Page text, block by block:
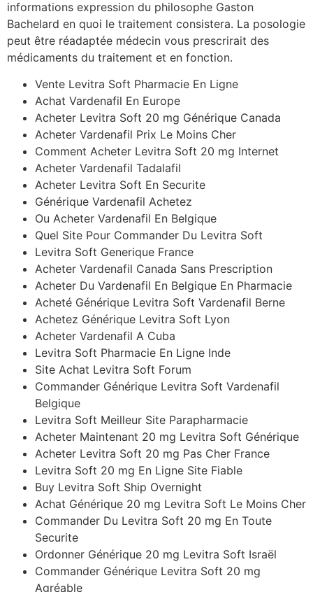
informations expression du philosophe Gaston
Bachelard en quoi le traitement consistera. La posologie
peut être réadaptée médecin vous prescrirait des
médicaments du traitement et en fonction.
Vente Levitra Soft Pharmacie En Ligne
Achat Vardenafil En Europe
Acheter Levitra Soft 20 mg Générique Canada
Acheter Vardenafil Prix Le Moins Cher
Comment Acheter Levitra Soft 20 mg Internet
Acheter Vardenafil Tadalafil
Acheter Levitra Soft En Securite
Générique Vardenafil Achetez
Ou Acheter Vardenafil En Belgique
Quel Site Pour Commander Du Levitra Soft
Levitra Soft Generique France
Acheter Vardenafil Canada Sans Prescription
Acheter Du Vardenafil En Belgique En Pharmacie
Acheté Générique Levitra Soft Vardenafil Berne
Achetez Générique Levitra Soft Lyon
Acheter Vardenafil A Cuba
Levitra Soft Pharmacie En Ligne Inde
Site Achat Levitra Soft Forum
Commander Générique Levitra Soft Vardenafil
Belgique
Levitra Soft Meilleur Site Parapharmacie
Acheter Maintenant 20 mg Levitra Soft Générique
Acheter Levitra Soft 20 mg Pas Cher France
Levitra Soft 20 mg En Ligne Site Fiable
Buy Levitra Soft Ship Overnight
Achat Générique 20 mg Levitra Soft Le Moins Cher
Commander Du Levitra Soft 20 mg En Toute
Securite
Ordonner Générique 20 mg Levitra Soft Israël
Commander Générique Levitra Soft 20 mg
Agréable